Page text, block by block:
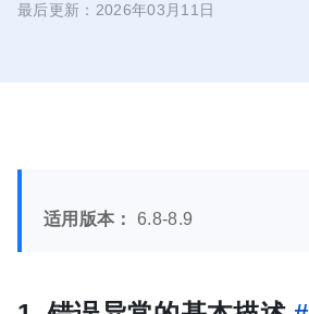
最后更新：2026年03月11日
适用版本： 6.8-8.9